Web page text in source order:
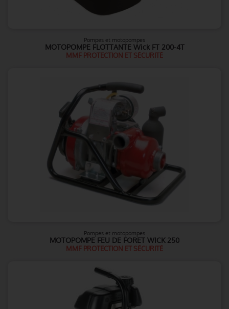
Pompes et motopompes
MOTOPOMPE FLOTTANTE Wick FT 200-4T
MMF PROTECTION ET SÉCURITÉ
Pompes et motopompes
MOTOPOMPE FEU DE FORET WICK 250
MMF PROTECTION ET SÉCURITÉ